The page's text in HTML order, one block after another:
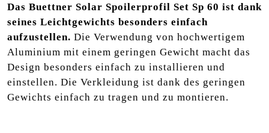
Das Buettner Solar Spoilerprofil Set Sp 60 ist dank
seines Leichtgewichts besonders einfach
aufzustellen. Die Verwendung von hochwertigem
Aluminium mit einem geringen Gewicht macht das
Design besonders einfach zu installieren und
einstellen. Die Verkleidung ist dank des geringen
Gewichts einfach zu tragen und zu montieren.